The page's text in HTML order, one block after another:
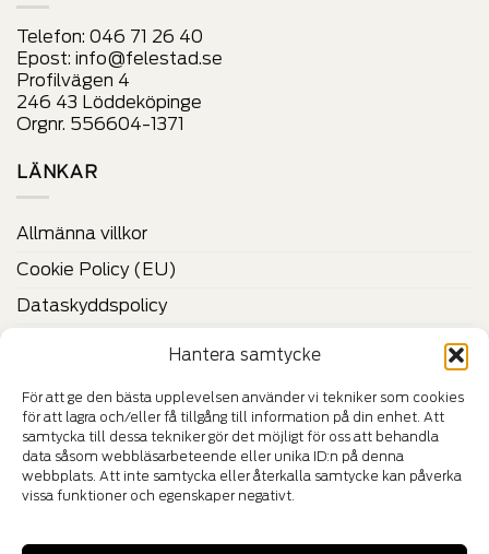
Hantera samtycke
För att ge den bästa upplevelsen använder vi tekniker som cookies
för att lagra och/eller få tillgång till information på din enhet. Att
samtycka till dessa tekniker gör det möjligt för oss att behandla
data såsom webbläsarbeteende eller unika ID:n på denna
webbplats. Att inte samtycka eller återkalla samtycke kan påverka
vissa funktioner och egenskaper negativt.
Telefon: 046 71 26 40
Epost: info@felestad.se
Profilvägen 4
246 43 Löddeköpinge
Orgnr. 556604-1371
LÄNKAR
Allmänna villkor
Cookie Policy (EU)
Dataskyddspolicy
CERTIFIKAT & VERIFIERINGAR